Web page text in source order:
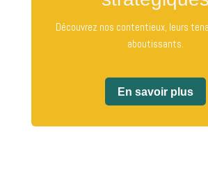
Découvrez nos contentieux, leurs
aboutissants.
En savoir plus